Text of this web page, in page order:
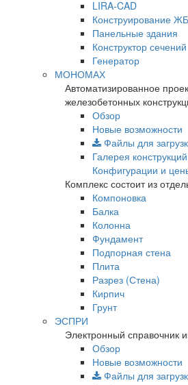
LIRA-CAD
Конструирование
Панельные здания
Конструктор сечений
Генератор
МОНОМАХ
Автоматизированное
железобетонных
Обзор
Новые возможности
Файлы для
Галерея конструкций
Конфигурации и
Комплекс состоит из
Компоновка
Балка
Колонна
Фундамент
Подпорная стена
Плита
Разрез (Стена)
Кирпич
Грунт
ЭСПРИ
Электронный справочник
Обзор
Новые возможности
Файлы для